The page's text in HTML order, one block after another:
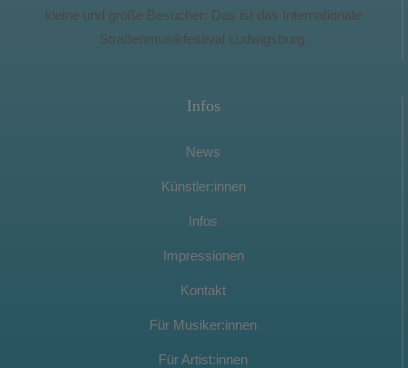
kleine und große Besucher: Das ist das Internationale
Straßenmusikfestival Ludwigsburg.
Infos
News
Künstler:innen
Infos
Impressionen
Kontakt
Für Musiker:innen
Für Artist:innen